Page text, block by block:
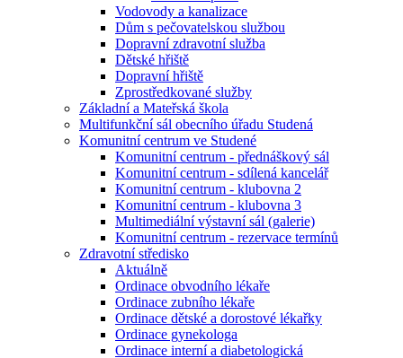
Vodovody a kanalizace
Dům s pečovatelskou službou
Dopravní zdravotní služba
Dětské hřiště
Dopravní hřiště
Zprostředkované služby
Základní a Mateřská škola
Multifunkční sál obecního úřadu Studená
Komunitní centrum ve Studené
Komunitní centrum - přednáškový sál
Komunitní centrum - sdílená kancelář
Komunitní centrum - klubovna 2
Komunitní centrum - klubovna 3
Multimediální výstavní sál (galerie)
Komunitní centrum - rezervace termínů
Zdravotní středisko
Aktuálně
Ordinace obvodního lékaře
Ordinace zubního lékaře
Ordinace dětské a dorostové lékařky
Ordinace gynekologa
Ordinace interní a diabetologická